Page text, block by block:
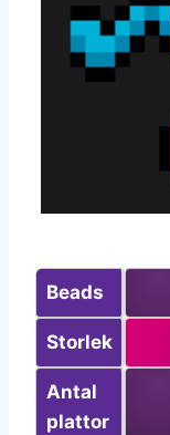
Beads
Storlek
Antal
plattor